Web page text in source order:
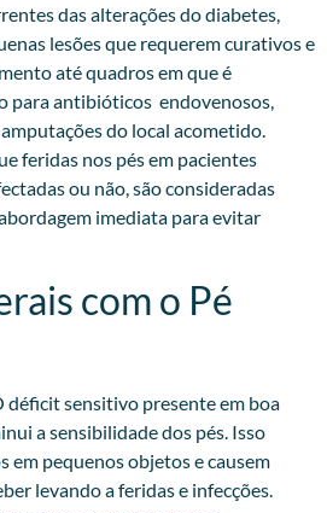
das alterações do diabetes,
lesões que requerem curativos e
até quadros em que é
para antibióticos endovenosos,
do local acometido.
feridas nos pés em pacientes
ou não, são consideradas
imediata para evitar
com o Pé
déficit sensitivo presente em boa
a sensibilidade dos pés. Isso
em pequenos objetos e causem
levando a feridas e infecções.